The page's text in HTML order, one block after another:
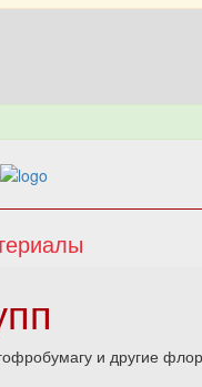
и другие